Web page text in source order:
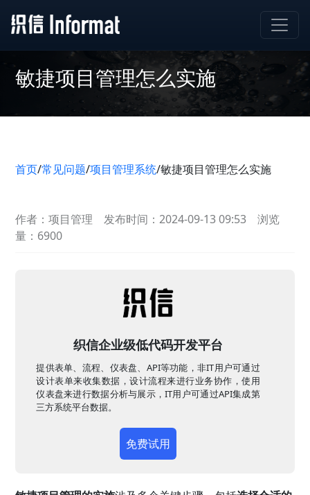
敏捷项目管理怎么实施
首页/常见问题/项目管理系统/敏捷项目管理怎么实施
作者：项目管理 发布时间：2024-09-13 09:53
浏览
量：6900
织信企业级低代码开发平台
提供表单、流程、仪表盘、API等功能，非IT用户可通过
设计表单来收集数据，设计流程来进行业务协作，使用
仪表盘来进行数据分析与展示，IT用户可通过API集成第
三方系统平台数据。
免费试用